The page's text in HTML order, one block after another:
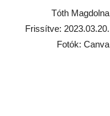
Tóth Magdolna
Frissítve: 2023.03.20.
Fotók: Canva